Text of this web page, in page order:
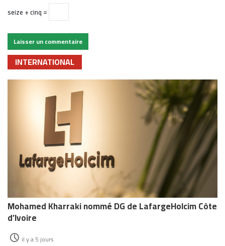
seize + cinq =
INTERNATIONAL
Mohamed Kharraki nommé DG de LafargeHolcim Côte
d’Ivoire
il y a 5 jours